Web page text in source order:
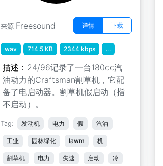
来源 Freesound 详情 下载
wav 714.5 KB 2344 kbps ...
描述： 24/96记录了一台180cc汽
油动力的Craftsman割草机，它配
备了电启动器。割草机假启动（指
不启动）。
Tag: 发动机 电力 假 汽油
工业 园林绿化 lawm 机
割草机 电力 失速 启动 冷